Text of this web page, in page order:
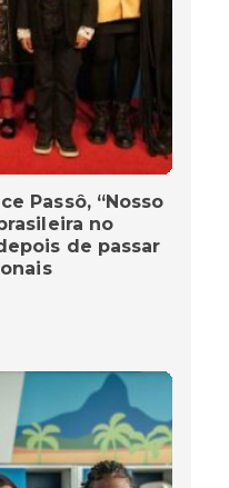
Passô, “Nosso
no
de passar